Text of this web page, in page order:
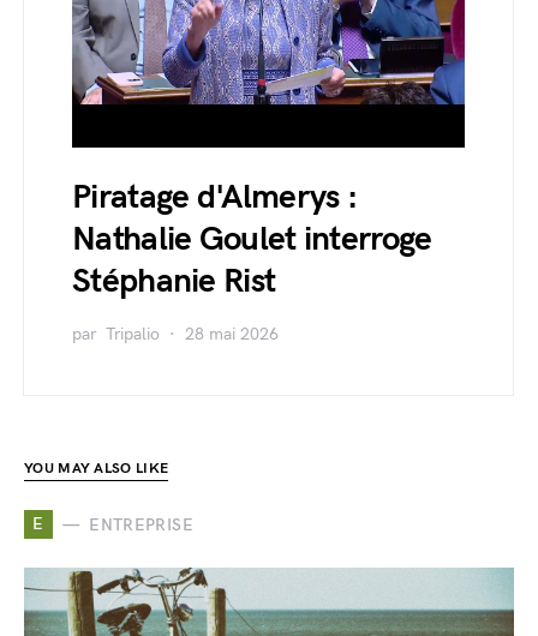
Piratage d'Almerys :
Nathalie Goulet interroge
Stéphanie Rist
par Tripalio 28 mai 2026
YOU MAY ALSO LIKE
E ENTREPRISE